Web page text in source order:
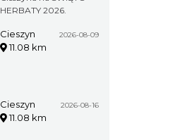
HERBATY 2026.
Cieszyn 2026-08-09
11.08 km
Cieszyn 2026-08-16
11.08 km